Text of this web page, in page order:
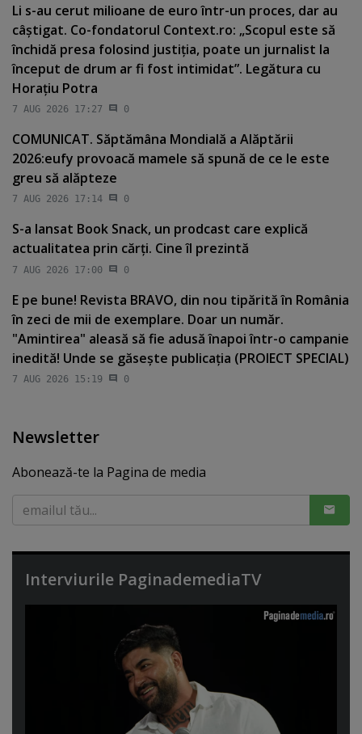
Li s-au cerut milioane de euro într-un proces, dar au
câştigat. Co-fondatorul Context.ro: „Scopul este să
închidă presa folosind justiţia, poate un jurnalist la
început de drum ar fi fost intimidat”. Legătura cu
Horaţiu Potra
7 AUG 2026 17:27 0
COMUNICAT. Săptămâna Mondială a Alăptării
2026:eufy provoacă mamele să spună de ce le este
greu să alăpteze
7 AUG 2026 17:14 0
S-a lansat Book Snack, un prodcast care explică
actualitatea prin cărţi. Cine îl prezintă
7 AUG 2026 17:00 0
E pe bune! Revista BRAVO, din nou tipărită în România
în zeci de mii de exemplare. Doar un număr.
"Amintirea" aleasă să fie adusă înapoi într-o campanie
inedită! Unde se găseşte publicaţia (PROIECT SPECIAL)
7 AUG 2026 15:19 0
Newsletter
Abonează-te la Pagina de media
Interviurile PaginademediaTV